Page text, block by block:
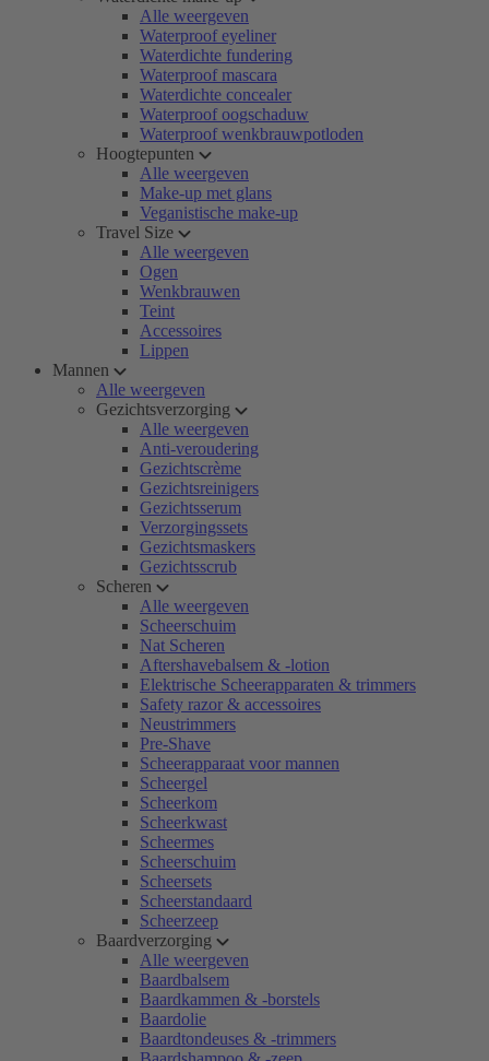
Alle weergeven
Waterproof eyeliner
Waterdichte fundering
Waterproof mascara
Waterdichte concealer
Waterproof oogschaduw
Waterproof wenkbrauwpotloden
Hoogtepunten
Alle weergeven
Make-up met glans
Veganistische make-up
Travel Size
Alle weergeven
Ogen
Wenkbrauwen
Teint
Accessoires
Lippen
Mannen
Alle weergeven
Gezichtsverzorging
Alle weergeven
Anti-veroudering
Gezichtscrème
Gezichtsreinigers
Gezichtsserum
Verzorgingssets
Gezichtsmaskers
Gezichtsscrub
Scheren
Alle weergeven
Scheerschuim
Nat Scheren
Aftershavebalsem & -lotion
Elektrische Scheerapparaten & trimmers
Safety razor & accessoires
Neustrimmers
Pre-Shave
Scheerapparaat voor mannen
Scheergel
Scheerkom
Scheerkwast
Scheermes
Scheerschuim
Scheersets
Scheerstandaard
Scheerzeep
Baardverzorging
Alle weergeven
Baardbalsem
Baardkammen & -borstels
Baardolie
Baardtondeuses & -trimmers